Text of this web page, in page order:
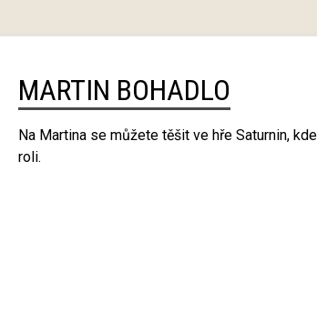
MARTIN BOHADLO
Na Martina se můžete těšit ve hře Saturnin,
roli.